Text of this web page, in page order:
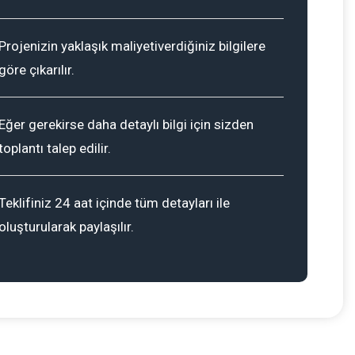
yaklaşık maliyetiverdiğiniz bilgilere
çıkarılır.
gerekirse daha detaylı bilgi için sizden
talep edilir.
24 aat içinde tüm detayları ile
paylaşılır.